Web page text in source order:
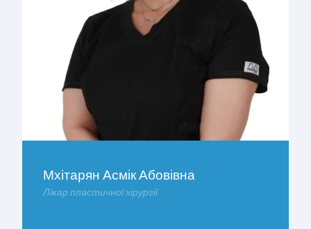
Мхітарян Асмік Абовівна
Лікар пластичної хірургії